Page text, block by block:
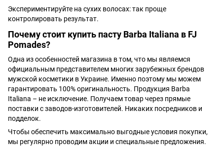
Экспериментируйте на сухих волосах: так проще
контролировать результат.
Почему стоит купить пасту Barba Italiana в FJ
Pomades?
Одна из особенностей магазина в том, что мы являемся
официальным представителем многих зарубежных брендов
мужской косметики в Украине. Именно поэтому мы можем
гарантировать 100% оригинальность. Продукция Barba
Italiana – не исключение. Получаем товар через прямые
поставки с заводов-изготовителей. Никаких посредников и
подделок.
Чтобы обеспечить максимально выгодные условия покупки,
мы регулярно проводим акции и специальные предложения.